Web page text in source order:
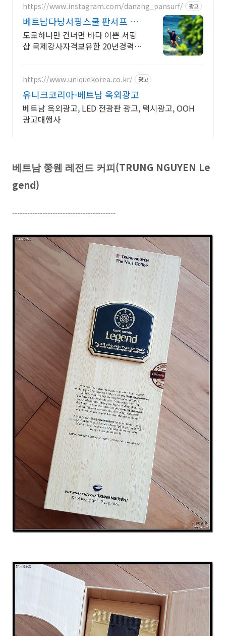
https://www.instagram.com/danang_pansurf/ 광고
베트남다낭서핑스쿨 판서프 럭
셔리서핑샵
도로하나만 건너면 바다 이쁜 서핑
샵 국제강사자격보유한 20년경력
https://www.uniquekorea.co.kr/ 광고
유니크코리아-베트남 옥외광고
베트남 옥외광고, LED 전광판 광고, 택시광고, OOH
광고대행사
베트남 쭝웬 레전드 커피 (TRUNG NGUYEN Le
gend)
-----------------------------------------